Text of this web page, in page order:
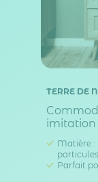
TERRE DE
imitation
Matière :
particules
Parfait